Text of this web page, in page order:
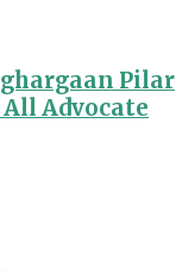
Pilar
Advocate